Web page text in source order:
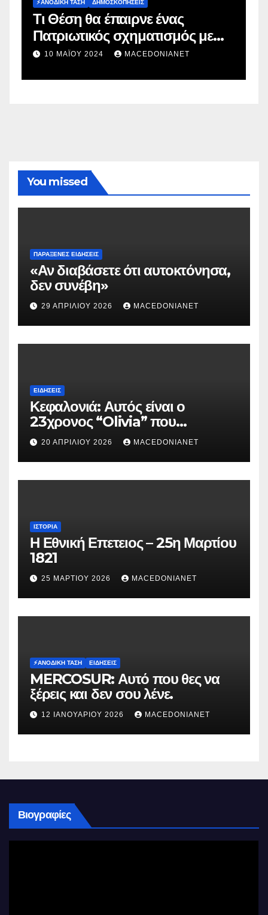
ΔΗΜΟΣΚΟΠΉΣΕΙΣ
Ευρωεκλογές 2024: Πρόθεση
Ψήφου
2 ΜΑΪ́ΟΥ 2024 MACEDONIANET
You missed
ΠΑΡΆΞΕΝΕΣ ΕΙΔΉΣΕΙΣ
«Αν διαβάσετε ότι αυτοκτόνησα,
δεν συνέβη»
29 ΑΠΡΙΛΊΟΥ 2026 MACEDONIANET
ΕΙΔΉΣΕΙΣ
Κεφαλονιά: Αυτός είναι ο
23χρονος “Olivia” που
κατηγορείται για τον θάνατο της
Μυρτούς
20 ΑΠΡΙΛΊΟΥ 2026 MACEDONIANET
ΙΣΤΟΡΊΑ
Η Εθνική Επετειος – 25η Μαρτίου
1821
25 ΜΑΡΤΊΟΥ 2026 MACEDONIANET
⚡️ΑΝΟΔΙΚΉ ΤΆΣΗ ΕΙΔΉΣΕΙΣ
MERCOSUR: Αυτό που θες να
ξέρεις και δεν σου λένε.
12 ΙΑΝΟΥΑΡΊΟΥ 2026 MACEDONIANET
Βιογραφίες